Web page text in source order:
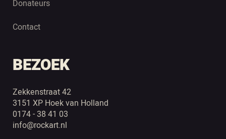
Donateurs
Contact
BEZOEK
Zekkenstraat 42
3151 XP Hoek van Holland
0174 - 38 41 03
info@rockart.nl